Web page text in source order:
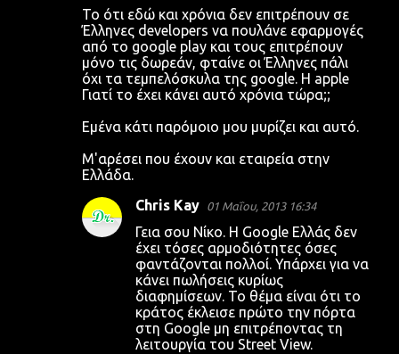
Το ότι εδώ και χρόνια δεν επιτρέπουν σε
Έλληνες developers να πουλάνε εφαρμογές
από το google play και τους επιτρέπουν
μόνο τις δωρεάν, φταίνε οι Έλληνες πάλι
όχι τα τεμπελόσκυλα της google. H apple
Γιατί το έχει κάνει αυτό χρόνια τώρα;;
Εμένα κάτι παρόμοιο μου μυρίζει και αυτό.
Μ'αρέσει που έχουν και εταιρεία στην
Ελλάδα.
Chris Kay 01 Μαΐου, 2013 16:34
Γεια σου Νίκο. Η Google Ελλάς δεν
έχει τόσες αρμοδιότητες όσες
φαντάζονται πολλοί. Υπάρχει για να
κάνει πωλήσεις κυρίως
διαφημίσεων. Το θέμα είναι ότι το
κράτος έκλεισε πρώτο την πόρτα
στη Google μη επιτρέποντας τη
λειτουργία του Street View.